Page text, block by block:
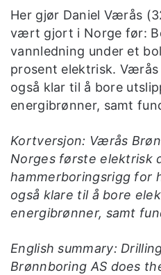
Her gjør Daniel Værås
vært gjort i Norge før:
vannledning under et
prosent elektrisk.
også klar til å bore
energibrønner, samt
Kortversjon: Værås
Norges første elektrisk
hammerboringsrigg for
også klare til å bore
energibrønner, samt
English summary:
Brønnboring AS does